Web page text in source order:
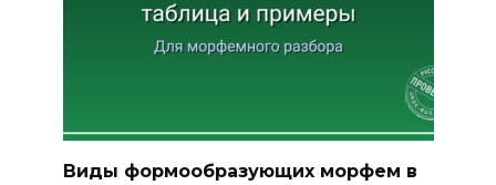
Виды формообразующих морфем в